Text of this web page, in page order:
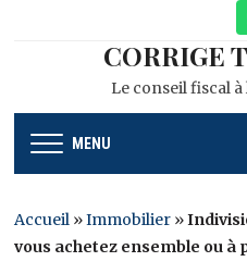
CORRIGE
Le conseil fiscal
MENU
Accueil »Immobilier »
vous achetez ensemble ou à